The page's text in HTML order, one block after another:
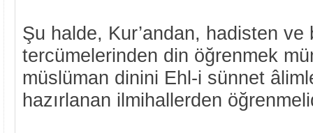
Şu halde, Kur’andan, hadisten ve
tercümelerinden din öğrenmek
müslüman dinini Ehl-i sünnet
hazırlanan ilmihallerden